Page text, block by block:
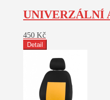
UNIVERZÁLNÍ
450 Kč
Detail